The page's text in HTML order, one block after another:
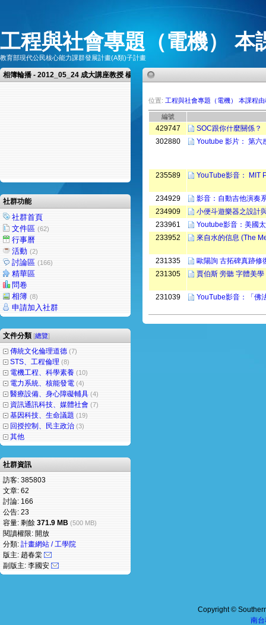
工程與社會專題（電機） 本
教育部現代公民核心能力課群發展計畫(A類)子計畫
相簿輪播 - 2012_05_24 成大講座教授 楊憲東教授 演講
社群功能
社群首頁
文件區 (62)
行事曆
活動 (2)
討論區 (166)
精華區
問卷
相簿 (8)
申請加入社群
文件分類 [總覽]
傳統文化倫理道德 (7)
STS、工程倫理 (8)
電機工程、科學素養 (10)
電力系統、核能發電 (4)
醫療設備、身心障礙輔具 (4)
資訊通訊科技、媒體社會 (7)
基因科技、生命議題 (19)
回授控制、民主政治 (3)
其他
社群資訊
訪客: 385803
文章: 62
討論: 166
公告: 23
容量: 剩餘 371.9 MB (500 MB)
閱讀權限: 開放
分類: 計畫網站 / 工學院
版主: 趙春棠
副版主: 李國安
位置: 工程與社會專題（電機） 本課程
編號
429747
SOC跟你什麼關係？
302880
Youtube 影片： 第六
235589 YouTube影音： MIT
234929
影音：自動吉他演奏
234909
小便斗遊樂器之設計
233961
Youtube影音：美國
233952
來自水的信息 (The
231335
歐陽詢 古拓碑真跡修
231305
賈伯斯 旁聽 字體美
231039 YouTube影音：「佛
Copyright ©
南